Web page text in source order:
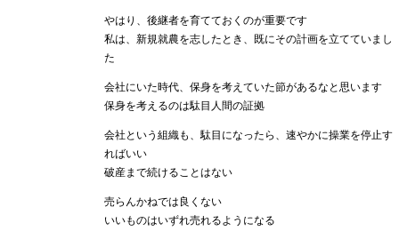
やはり、後継者を育てておくのが重要です
私は、新規就農を志したとき、既にその計画を立てていまし
た
会社にいた時代、保身を考えていた節があるなと思います
保身を考えるのは駄目人間の証拠
会社という組織も、駄目になったら、速やかに操業を停止す
ればいい
破産まで続けることはない
売らんかねでは良くない
いいものはいずれ売れるようになる